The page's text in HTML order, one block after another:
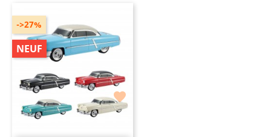

->27%
NEUF